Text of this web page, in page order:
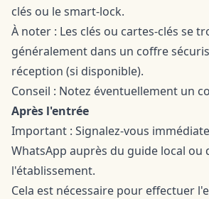
clés ou le smart-lock.
À noter : Les clés ou cartes-clés se
généralement dans un coffre
réception (si disponible).
Conseil : Notez éventuellement un
Après l'entrée
Important : Signalez-vous
WhatsApp auprès du guide local ou
l'établissement.
Cela est nécessaire pour effectuer